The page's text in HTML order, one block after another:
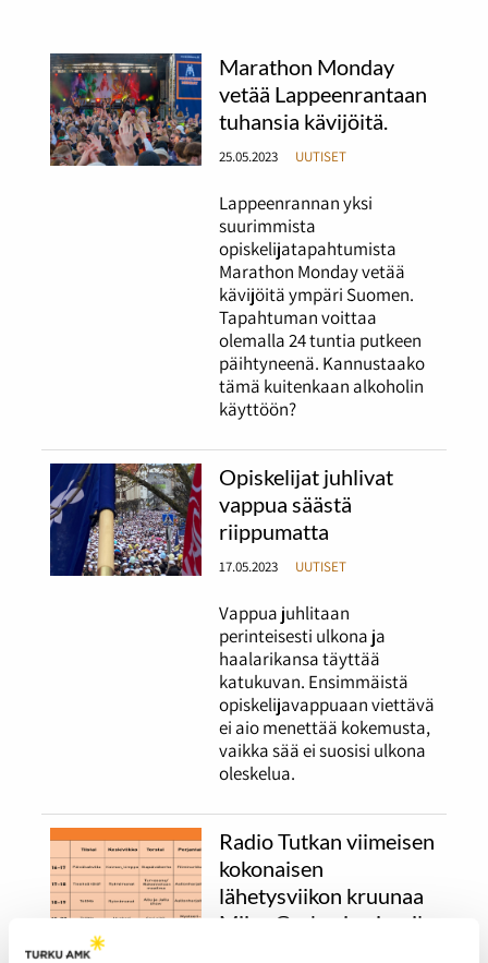
Marathon Monday
vetää Lappeenrantaan
tuhansia kävijöitä.
25.05.2023 UUTISET
Lappeenrannan yksi
suurimmista
opiskelijatapahtumista
Marathon Monday vetää
kävijöitä ympäri Suomen.
Tapahtuman voittaa
olemalla 24 tuntia putkeen
päihtyneenä. Kannustaako
tämä kuitenkaan alkoholin
käyttöön?
Opiskelijat juhlivat
vappua säästä
riippumatta
17.05.2023 UUTISET
Vappua juhlitaan
perinteisesti ulkona ja
haalarikansa täyttää
katukuvan. Ensimmäistä
opiskelijavappuaan viettävä
ei aio menettää kokemusta,
vaikka sää ei suosisi ulkona
oleskelua.
Radio Tutkan viimeisen
kokonaisen
lähetysviikon kruunaa
Miisa Grekovin vierailu